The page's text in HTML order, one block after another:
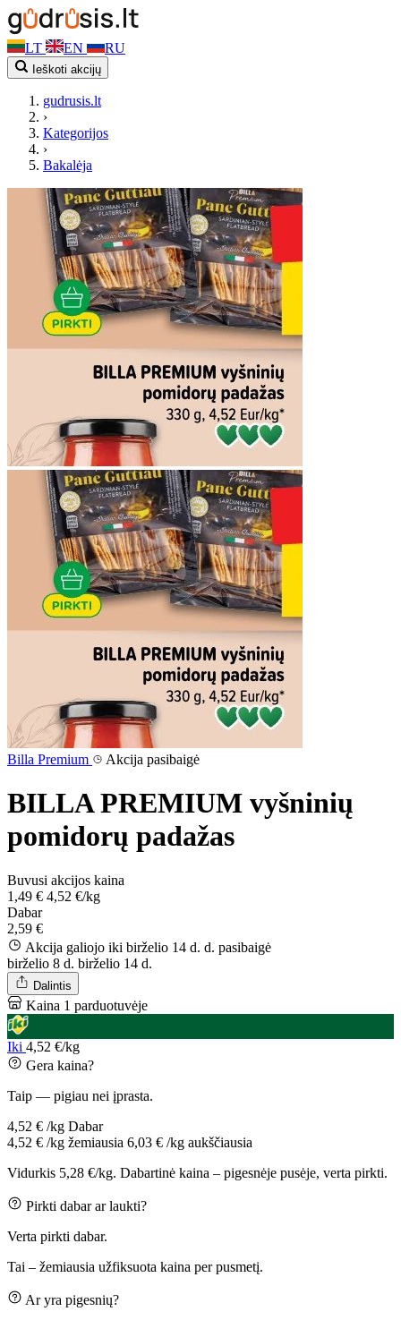
LT EN RU
Ieškoti akcijų
gudrusis.lt
›
Kategorijos
›
Bakalėja
Billa Premium Akcija pasibaigė
BILLA PREMIUM vyšninių
pomidorų padažas
Buvusi akcijos kaina
1,49 € 4,52 €/kg
Dabar
2,59 €
Akcija galiojo iki birželio 14 d. d. pasibaigė
birželio 8 d. birželio 14 d.
Dalintis
Kaina 1 parduotuvėje
Iki 4,52 €/kg
Gera kaina?
Taip — pigiau nei įprasta.
4,52 € /kg Dabar
4,52 € /kg žemiausia 6,03 € /kg aukščiausia
Vidurkis 5,28 €/kg. Dabartinė kaina – pigesnėje pusėje, verta pirkti.
Pirkti dabar ar laukti?
Verta pirkti dabar.
Tai – žemiausia užfiksuota kaina per pusmetį.
Ar yra pigesnių?